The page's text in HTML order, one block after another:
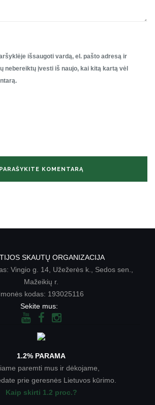
išsaugoti vardą, el. pašto adresą ir
nebereiktų įvesti iš naujo, kai kitą kartą vėl
SKAUTŲ ORGANIZACIJA
Vingio g. 14, Užežerės k., Sedos sen.,
Mažeikių r.
kodas: 193025116
Sekite mus:
1.2% PARAMA
paremti mus ir dėkojame,
prie geresnės Lietuvos kūrimo.
Kaip skirti 1.2 proc.?